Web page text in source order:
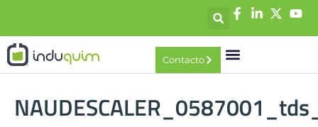
Contacto